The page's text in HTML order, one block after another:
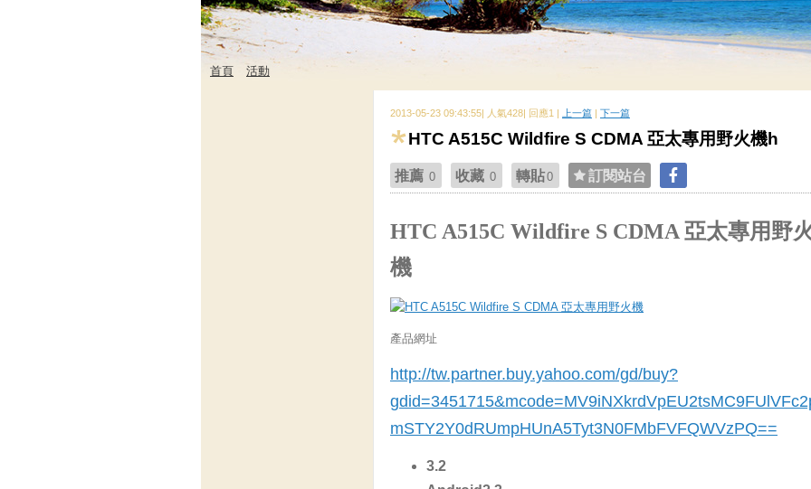
首頁 活動
2013-05-23 09:43:55| 人氣428| 回應1 | 上一篇 | 下一篇
HTC A515C Wildfire S CDMA 亞太專用野火機h
推薦 0 收藏 0 轉貼0 訂閱站台
HTC A515C Wildfire S CDMA 亞太專用野
機
產品網址
http://tw.partner.buy.yahoo.com/gd/buy?
gdid=3451715
mSTY2Y0dRUmpHUnA5Tyt3N0FMbFVFQWVzPQ==
3.2